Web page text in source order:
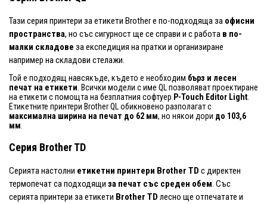
Тази серия принтери за етикети Brother е по-подходяща за офисни
пространства, но със сигурност ще се справи и с работа в по-
малки складове за експедиция на пратки и организиране
например на складови стелажи.
Той е подходящ навсякъде, където е необходим бърз и лесен
печат на етикети . Всички модели с име QL позволяват проектиране
на етикети с помощта на безплатния софтуер P-Touch Editor Light
Етикетните принтери Brother QL обикновено разполагат с
максимална ширина на печат до 62 мм, но някои дори до 103,6
мм
Серия Brother TD
Серията настолни етикетни принтери Brother TD с директен
термопечат са подходящи за печат със среден обем. Със
серията принтери за етикети Brother TD лесно ще отпечатате и